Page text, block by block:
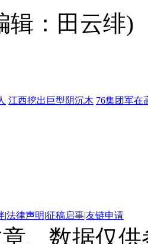
：田云绯)
江西挖出巨型阴沉木 76集团军在
|法律声明|征稿启事|友链申请
、数据仅